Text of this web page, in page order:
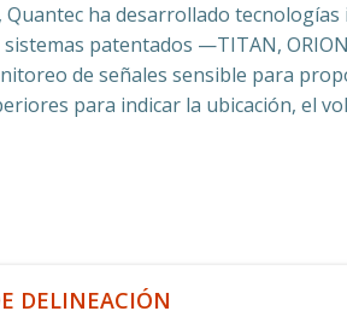
ha desarrollado
patentados —TITAN,
de señales sensible para
para indicar la ubicación, el
DELINEACIÓN